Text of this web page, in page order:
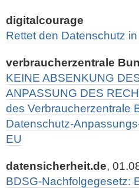
digitalcourage
Rettet den Datenschutz
verbraucherzentrale
KEINE ABSENKUNG
ANPASSUNG DES
des Verbraucherzentrale
Datenschutz-
EU
datensicherheit.de,
BDSG-Nachfolgegesetz: